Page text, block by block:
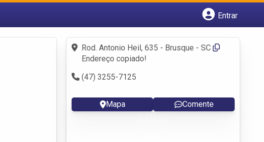
Entrar
Fazer login
Criar conta
Rod. Antonio Heil, 635 - Brusque - SC
Endereço copiado!
(47) 3255-7125
Mapa Comente